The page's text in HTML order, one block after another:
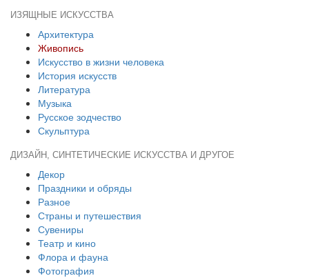
ИЗЯЩНЫЕ ИСКУССТВА
Архитектура
Живопись
Искусство в жизни человека
История искусств
Литература
Музыка
Русское зодчество
Скульптура
ДИЗАЙН, СИНТЕТИЧЕСКИЕ ИСКУССТВА И ДРУГОЕ
Декор
Праздники и обряды
Разное
Страны и путешествия
Сувениры
Театр и кино
Флора и фауна
Фотография